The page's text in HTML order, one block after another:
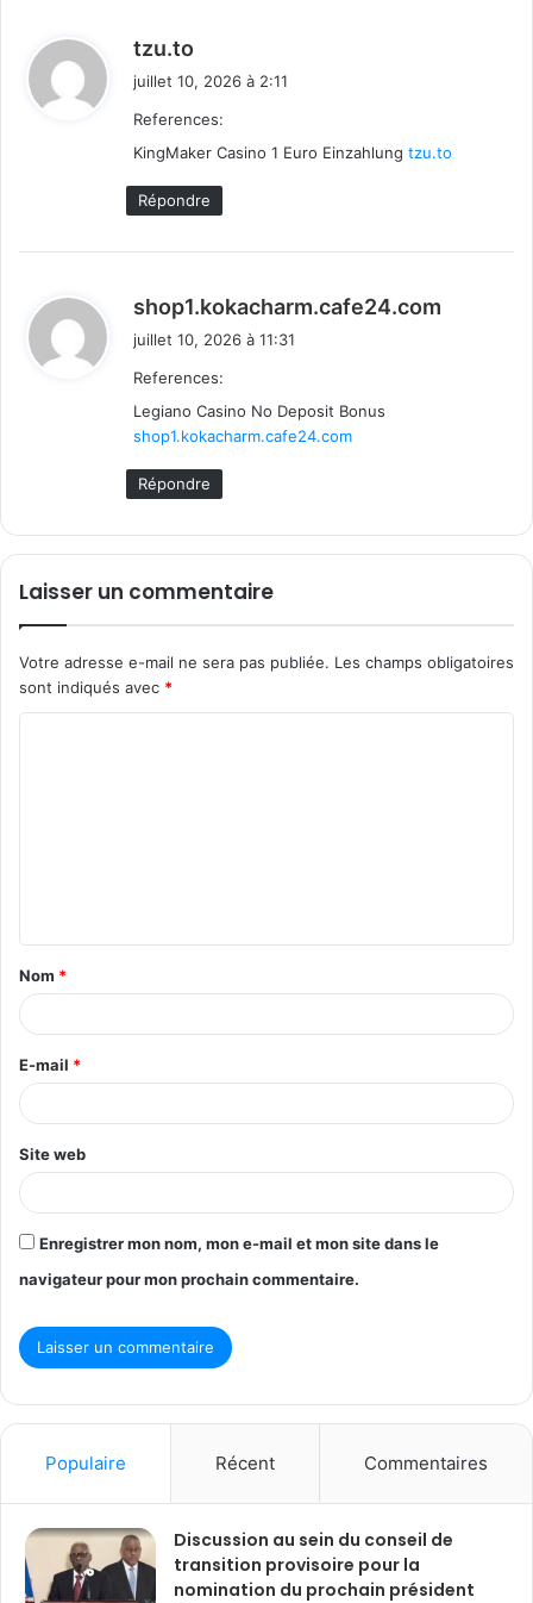
tzu.to
:
juillet 10, 2026 à 2:11
References:
KingMaker Casino 1 Euro Einzahlung tzu.to
Répondre
shop1.kokacharm.cafe24.com
juillet 10, 2026 à 11:31
References:
Legiano Casino No Deposit Bonus
shop1.kokacharm.cafe24.com
Répondre
Laisser un commentaire
Votre adresse e-mail ne sera pas publiée. Les champs obligatoires
sont indiqués avec *
t
a
e
*
Nom *
E-mail *
Site web
Enregistrer mon nom, mon e-mail et mon site dans le
navigateur pour mon prochain commentaire.
Populaire Récent Commentaires
Discussion au sein du conseil de
transition provisoire pour la
nomination du prochain président